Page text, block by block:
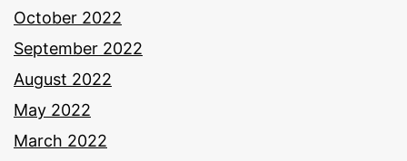
October 2022
September 2022
August 2022
May 2022
March 2022